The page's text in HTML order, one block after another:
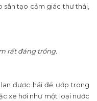
sân tạo cảm giác thư thái,
rất đáng trồng.
được hái để ướp trong
xe hơi như một loại nước